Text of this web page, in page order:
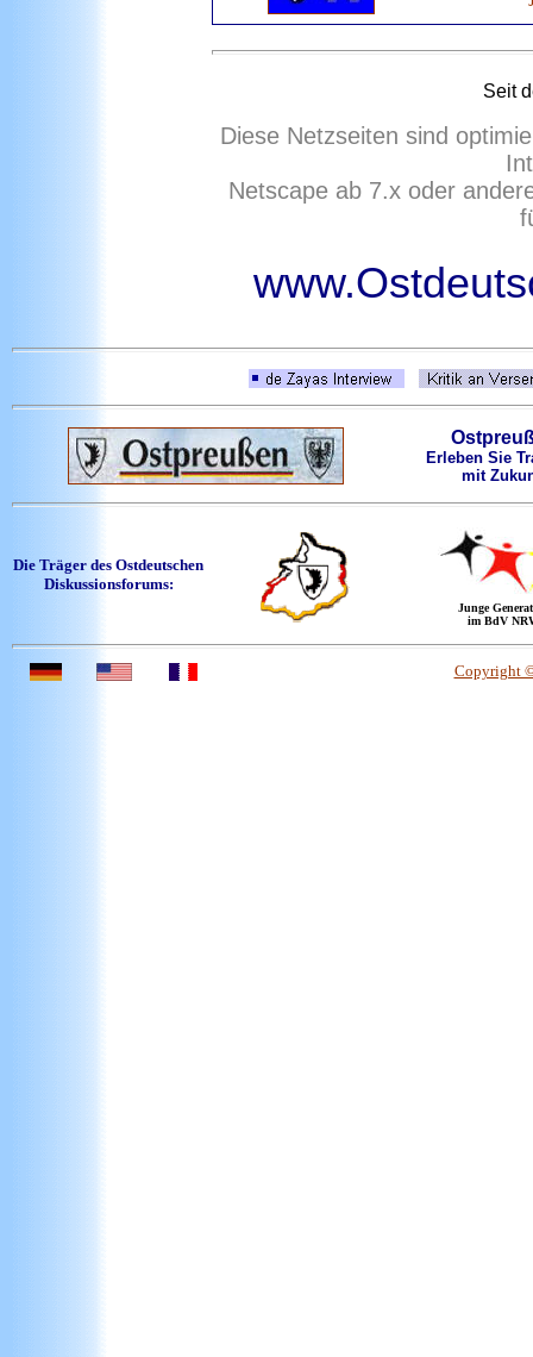
Seit
Diese Netzseiten sind
Netscape ab 7.x oder
Erleben Sie
mit
Die Träger des Ostdeutschen
Diskussionsforums:
Junge
im BdV
Copyright